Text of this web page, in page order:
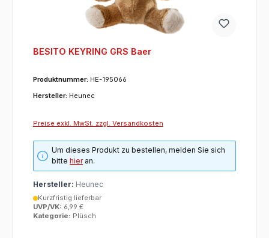
BESITO KEYRING GRS Baer
Produktnummer: HE-195066
Hersteller: Heunec
Preise exkl. MwSt. zzgl. Versandkosten
Um dieses Produkt zu bestellen, melden Sie sich
bittehieran.
Hersteller: Heunec
Kurzfristig lieferbar
UVP/VK: 6,99 €
Kategorie: Plüsch